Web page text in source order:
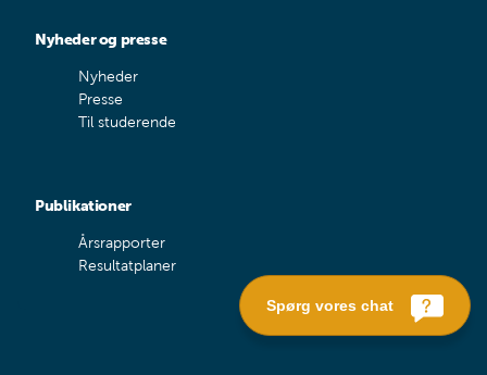
Nyheder og presse
Nyheder
Presse
Til studerende
Publikationer
Årsrapporter
Resultatplaner
Spørg vores chat